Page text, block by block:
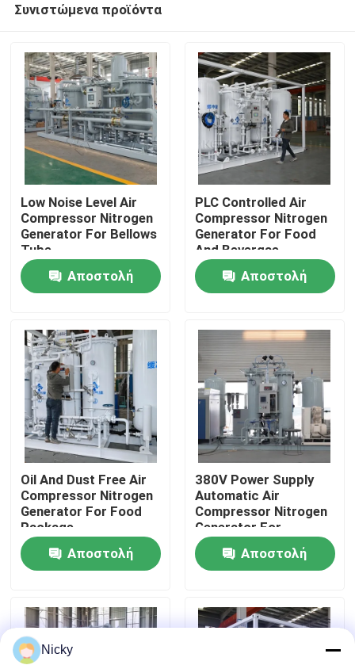
Σπίτι
Προϊόντα
Επισκεψή εργοστασίου
Έλεγχος ποιότητας
Επικοινωνήστε μαζί μας
Ειδήσεις
Ζητήστε μια προσφορά
Παραγωγοί αζώτου PSA
Γεννήτρια αζώτου υψηλής αγνότητας
Συνιστώμενα προϊόντα
Low Noise Level Air
Compressor Nitrogen
Generator For Bellows
Tube
Αποστολή
PLC Controlled Air
Compressor Nitrogen
Generator For Food
And Bevergae
Αποστολή
Oil And Dust Free Air
Compressor Nitrogen
Generator For Food
Package
Αποστολή
380V Power Supply
Automatic Air
Compressor Nitrogen
Generator For
Beverage Filling
Αποστολή
Nicky